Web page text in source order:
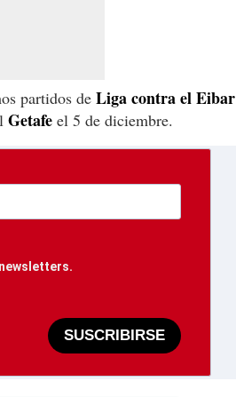
partidos de Liga contra el Eibar
Getafe el 5 de diciembre.
SUSCRIBIRSE